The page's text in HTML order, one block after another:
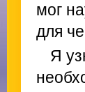
мог
для
Я